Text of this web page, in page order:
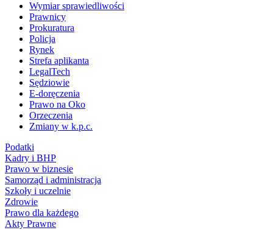
Wymiar sprawiedliwości
Prawnicy
Prokuratura
Policja
Rynek
Strefa aplikanta
LegalTech
Sędziowie
E-doręczenia
Prawo na Oko
Orzeczenia
Zmiany w k.p.c.
Podatki
Kadry i BHP
Prawo w biznesie
Samorząd i administracja
Szkoły i uczelnie
Zdrowie
Prawo dla każdego
Akty Prawne